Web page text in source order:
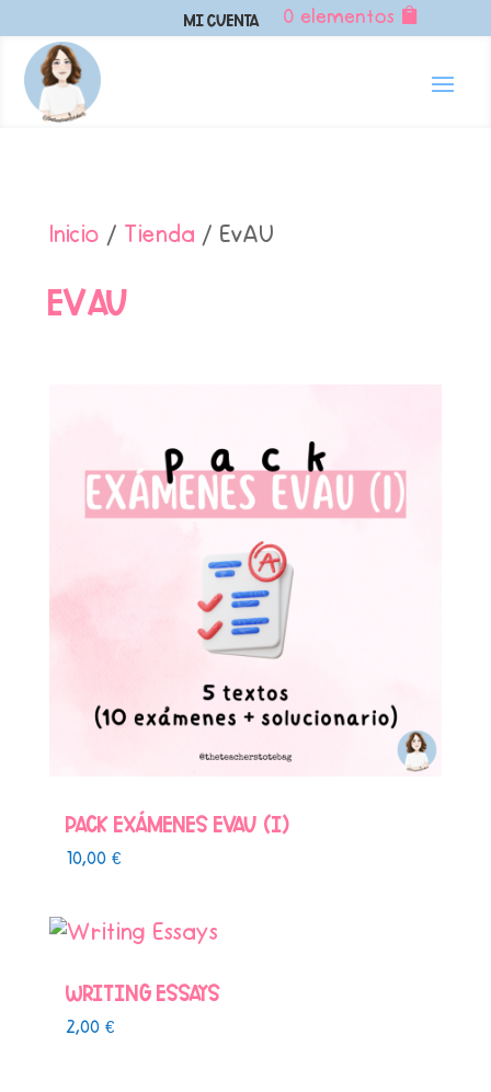
Mi Cuenta 0 elementos
Inicio / Tienda / EvAU
EvAU
PACK EXÁMENES EVAU (I)
10,00 €
Writing Essays
2,00 €